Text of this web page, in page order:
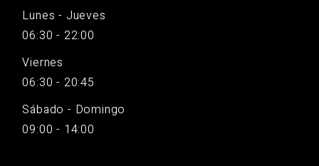
Lunes - Jueves
06:30 - 22:00
Viernes
06:30 - 20:45
Sábado - Domingo
09:00 - 14:00